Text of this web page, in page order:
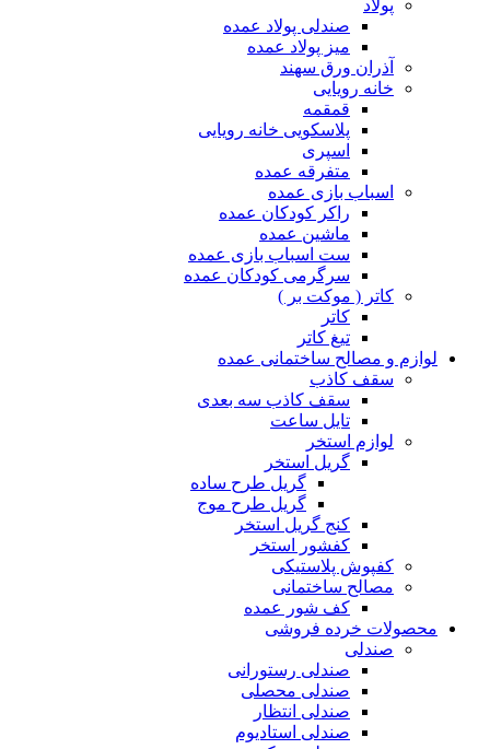
پولاد
صندلی پولاد عمده
میز پولاد عمده
آذران ورق سهند
خانه رویایی
قمقمه
پلاسکویی خانه رویایی
اسپری
متفرقه عمده
اسباب بازی عمده
راکر کودکان عمده
ماشین عمده
ست اسباب بازی عمده
سرگرمی کودکان عمده
کاتر ( موکت بر )
کاتر
تیغ کاتر
لوازم و مصالح ساختمانی عمده
سقف کاذب
سقف کاذب سه بعدی
تایل ساعت
لوازم استخر
گریل استخر
گریل طرح ساده
گریل طرح موج
کنج گریل استخر
کفشور استخر
کفپوش پلاستیکی
مصالح ساختمانی
کف شور عمده
محصولات خرده فروشی
صندلی
صندلی رستورانی
صندلی محصلی
صندلی انتظار
صندلی استادیوم